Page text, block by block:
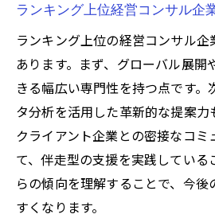
ランキング上位経営コンサル企
ランキング上位の経営コンサル
あります。まず、グローバル展開
きる幅広い専門性を持つ点です。
タ分析を活用した革新的な提案力
クライアント企業との密接なコミ
て、伴走型の支援を実践している
らの傾向を理解することで、今
すくなります。